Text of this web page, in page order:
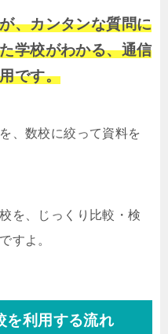
、カンタンな質問に
学校がわかる、通信
です。
、数校に絞って資料を
を、じっくり比較・検
すよ。
を利用する流れ